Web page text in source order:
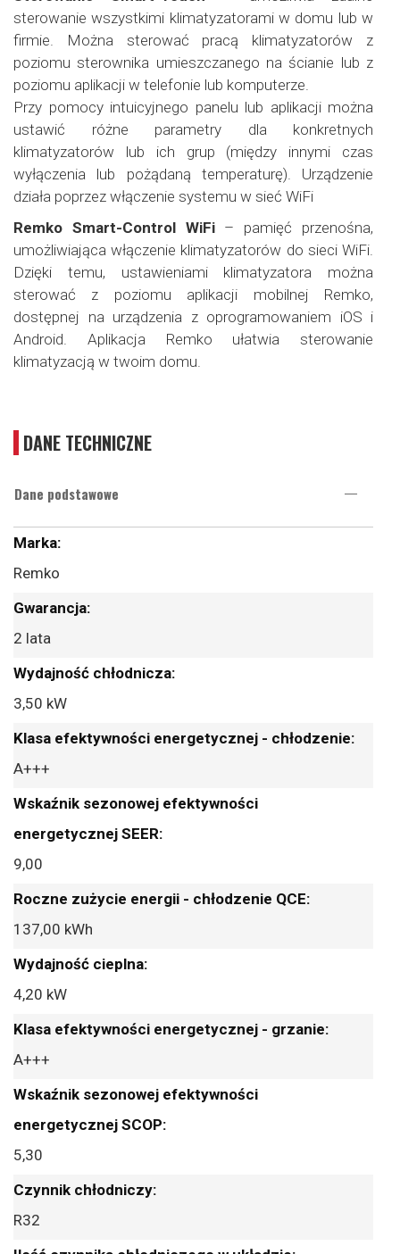
sterowanie wszystkimi klimatyzatorami w domu lub w
firmie. Można sterować pracą klimatyzatorów z
poziomu sterownika umieszczanego na ścianie lub z
poziomu aplikacji w telefonie lub komputerze.
Przy pomocy intuicyjnego panelu lub aplikacji można
ustawić różne parametry dla konkretnych
klimatyzatorów lub ich grup (między innymi czas
wyłączenia lub pożądaną temperaturę). Urządzenie
działa poprzez włączenie systemu w sieć WiFi
Remko Smart-Control WiFi– pamięć przenośna,
umożliwiająca włączenie klimatyzatorów do sieci WiFi.
Dzięki temu, ustawieniami klimatyzatora można
sterować z poziomu aplikacji mobilnej Remko,
dostępnej na urządzenia z oprogramowaniem iOS i
Android. Aplikacja Remko ułatwia sterowanie
klimatyzacją w twoim domu.
DANE TECHNICZNE
Dane podstawowe
Więcej
Remko
2 lata
3,50 kW
A+++
9,00
137,00 kWh
4,20 kW
A+++
5,30
R32